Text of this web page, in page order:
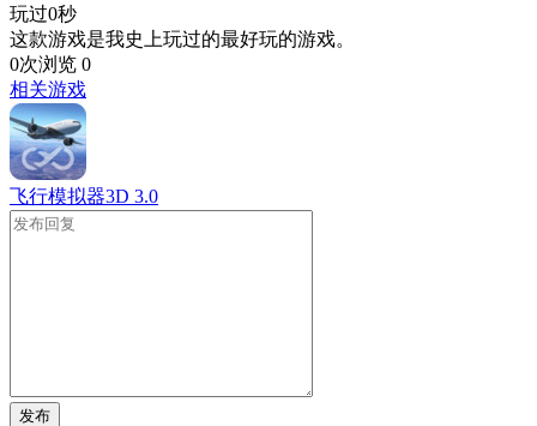
玩过0秒
这款游戏是我史上玩过的最好玩的游戏。
0次浏览 0
相关游戏
飞行模拟器3D 3.0
发布